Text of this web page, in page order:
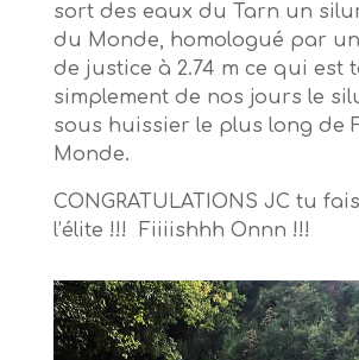
sort des eaux du Tarn un
du Monde, homologué par
de justice à 2.74 m ce qui est
simplement de nos jours le
sous huissier le plus long de
Monde.
CONGRATULATIONS JC tu
l’élite !!! Fiiiishhh Onnn !!!